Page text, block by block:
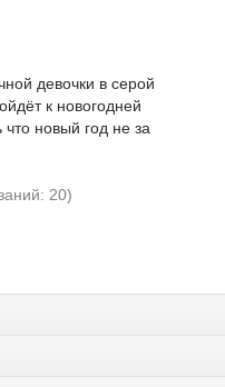
девочки в серой
к новогодней
новый год не за
20)